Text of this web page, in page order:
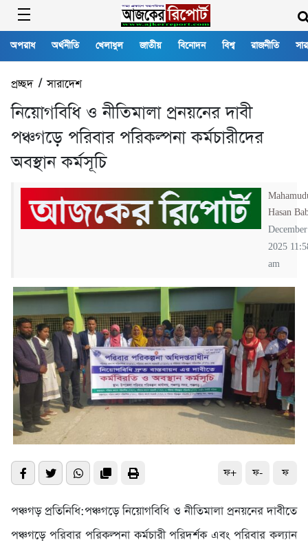
অপরাধ অর্থনীতি খেলাধুল জাতীয় বিনোদন বিশ্ব রাজনীতি
প্রচ্ছদ/সারাদেশ
নিয়োগবিধি ও নীতিমালা প্রনয়নের দাবী
পঞ্চগড়ে পরিবার পরিকল্পনা কর্মচারীদের
অবস্থান কর্মসূচি
Hasan
2025
am
ফ+ ফ- ফ
পঞ্চগড় প্রতিনিধি:পঞ্চগড়ে নিয়োগবিধি ও নীতিমালা প্রনয়নের দাবীতে
পঞ্চগড়ে পরিবার পরিকল্পনা কর্মচারী পরিদর্শক এবং পরিবার কল্যান